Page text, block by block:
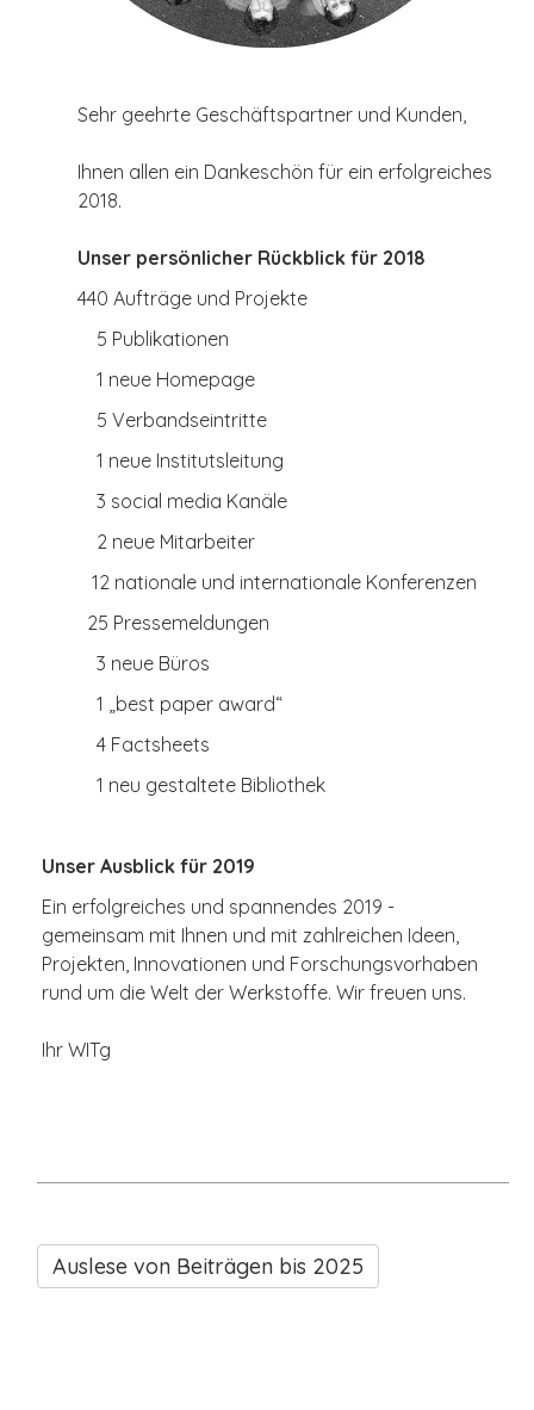
Sehr geehrte Geschäftspartner und Kunden,
Ihnen allen ein Dankeschön für ein erfolgreiches
2018.
Unser persönlicher Rückblick für 2018
440 Aufträge und Projekte
5 Publikationen
1 neue Homepage
5 Verbandseintritte
1 neue Institutsleitung
3 social media Kanäle
2 neue Mitarbeiter
12 nationale und internationale Konferenzen
25 Pressemeldungen
3 neue Büros
1 „best paper award“
4 Factsheets
1 neu gestaltete Bibliothek
Unser Ausblick für 2019
Ein erfolgreiches und spannendes 2019 -
gemeinsam mit Ihnen und mit zahlreichen Ideen,
Projekten, Innovationen und Forschungsvorhaben
rund um die Welt der Werkstoffe. Wir freuen uns.
Ihr WITg
Auslese von Beiträgen bis 2025